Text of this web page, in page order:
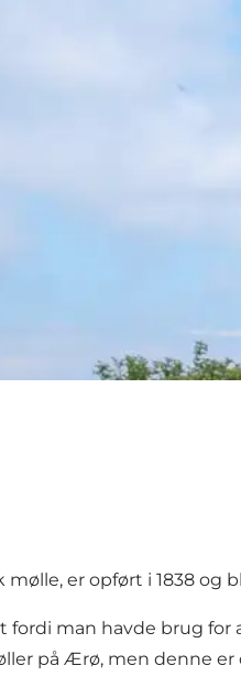
mølle, er opført i 1838 og
man havde brug
på Ærø, men denne er